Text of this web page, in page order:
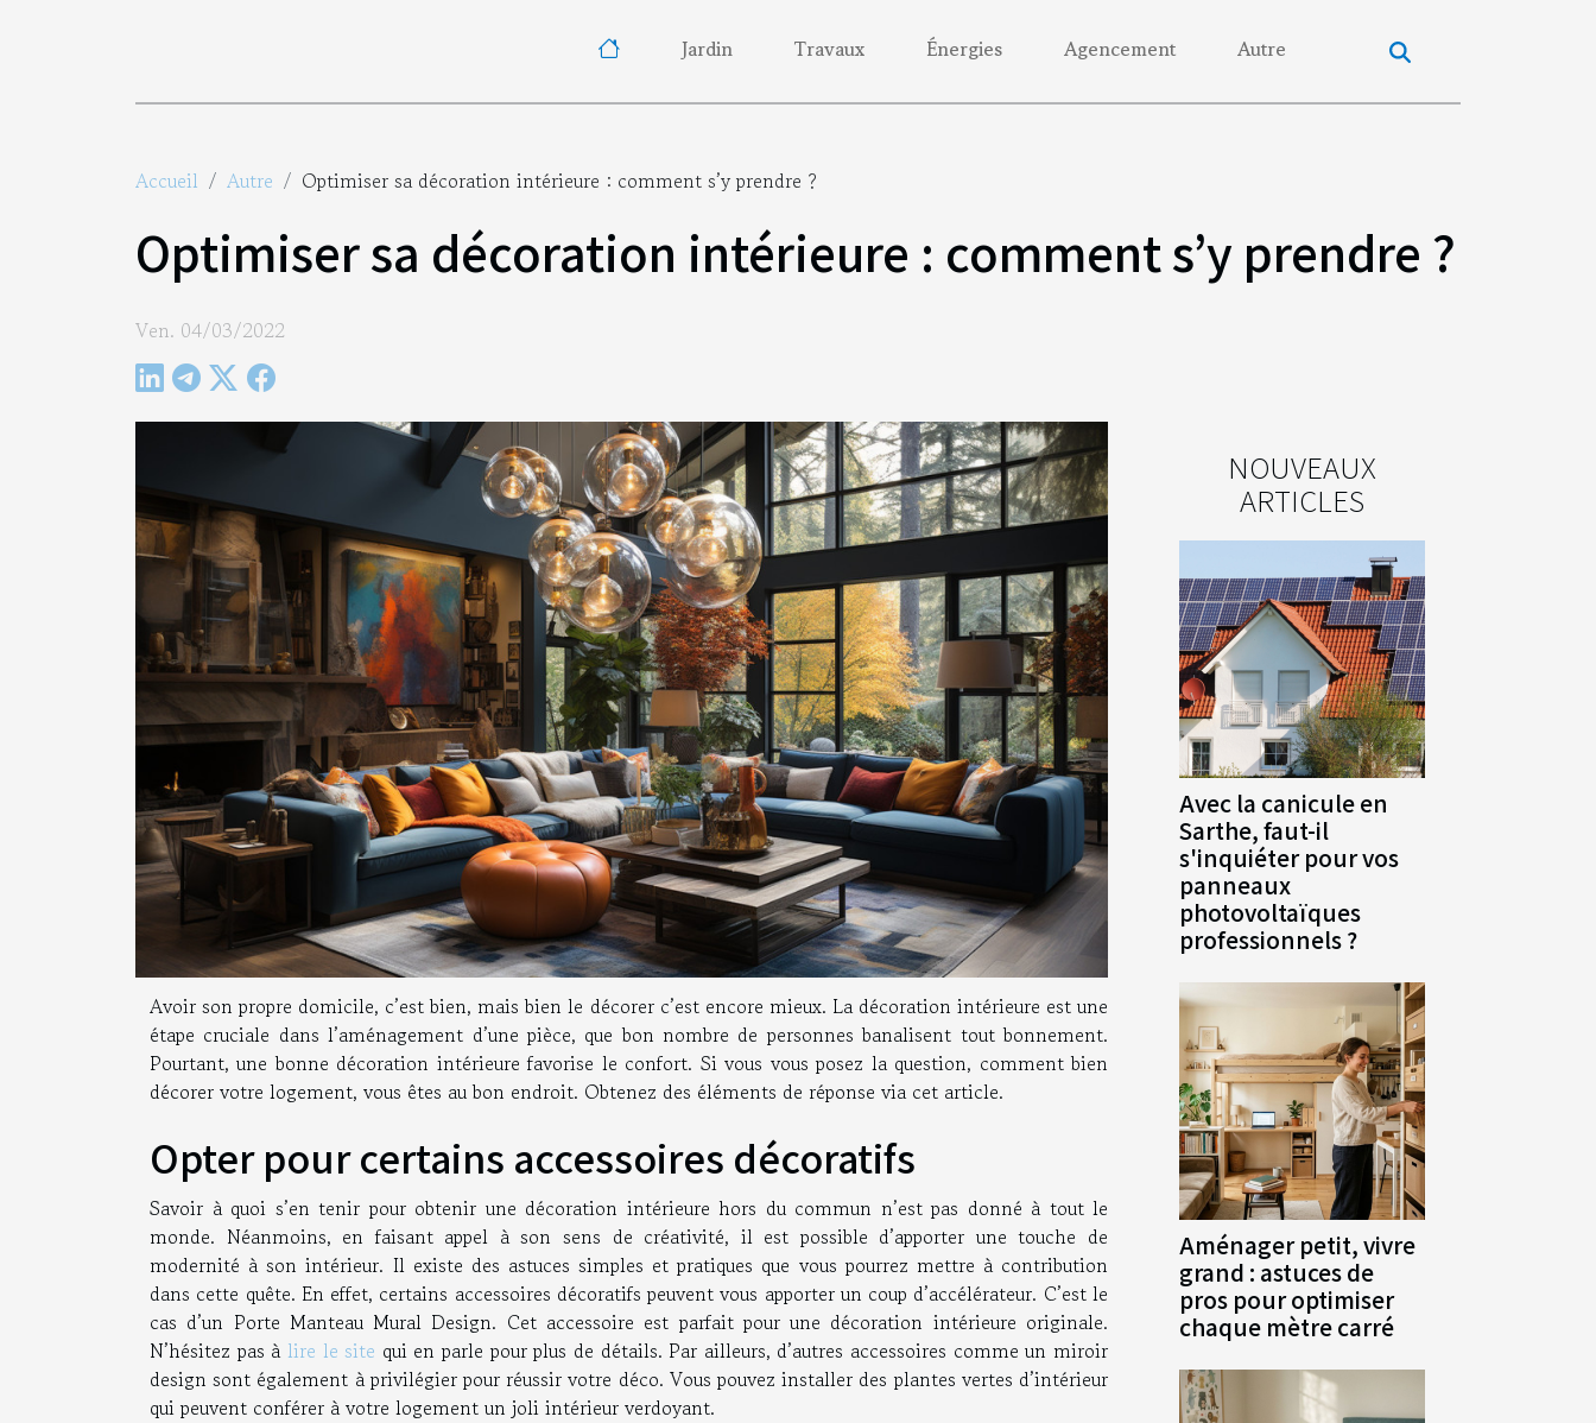
Jardin Travaux Énergies Agencement Autre
Accueil Autre Optimiser sa décoration intérieure : comment s’y prendre ?
Optimiser sa décoration intérieure : comment s’y prendre ?
Ven. 04/03/2022
Avoir son propre domicile, c’est bien, mais bien le décorer c’est encore mieux. La décoration intérieure est une
étape cruciale dans l’aménagement d’une pièce, que bon nombre de personnes banalisent tout bonnement.
Pourtant, une bonne décoration intérieure favorise le confort. Si vous vous posez la question, comment bien
décorer votre logement, vous êtes au bon endroit. Obtenez des éléments de réponse via cet article.
Opter pour certains accessoires décoratifs
Savoir à quoi s’en tenir pour obtenir une décoration intérieure hors du commun n’est pas donné à tout le
monde. Néanmoins, en faisant appel à son sens de créativité, il est possible d’apporter une touche de
modernité à son intérieur. Il existe des astuces simples et pratiques que vous pourrez mettre à contribution
dans cette quête. En effet, certains accessoires décoratifs peuvent vous apporter un coup d’accélérateur. C’est le
cas d’un Porte Manteau Mural Design. Cet accessoire est parfait pour une décoration intérieure originale.
N’hésitez pas à lire le site qui en parle pour plus de détails. Par ailleurs, d’autres accessoires comme un miroir
design sont également à privilégier pour réussir votre déco. Vous pouvez installer des plantes vertes d’intérieur
qui peuvent conférer à votre logement un joli intérieur verdoyant.
NOUVEAUX
ARTICLES
Avec la canicule en
Sarthe, faut-il
s'inquiéter pour vos
panneaux
photovoltaïques
professionnels ?
Aménager petit, vivre
grand : astuces de
pros pour optimiser
chaque mètre carré